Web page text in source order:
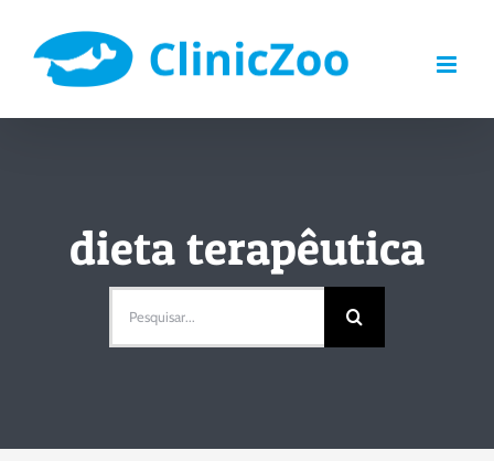
content
dieta terapêutica